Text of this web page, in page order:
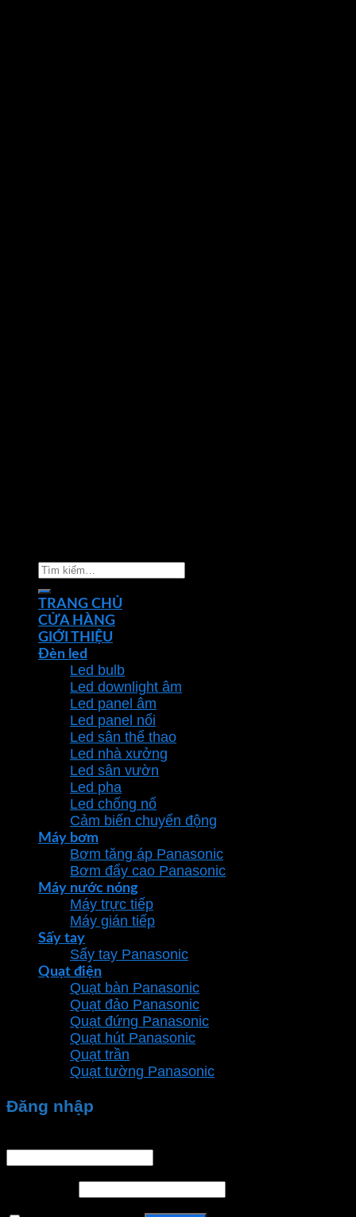
Tìm
kiếm:
TRANG CHỦ
CỬA HÀNG
GIỚI THIỆU
Đèn led
Led bulb
Led downlight âm
Led panel âm
Led panel nổi
Led sân thể thao
Led nhà xưởng
Led sân vườn
Led pha
Led chống nổ
Cảm biến chuyển động
Máy bơm
Bơm tăng áp Panasonic
Bơm đẩy cao Panasonic
Máy nước nóng
Máy trực tiếp
Máy gián tiếp
Sấy tay
Sấy tay Panasonic
Quạt điện
Quạt bàn Panasonic
Quạt đảo Panasonic
Quạt đứng Panasonic
Quạt hút Panasonic
Quạt trần
Quạt tường Panasonic
Đăng nhập